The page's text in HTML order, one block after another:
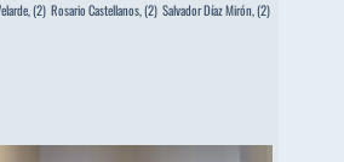
(2) Rosario Castellanos, (2) Salvador Díaz Mirón, (2)